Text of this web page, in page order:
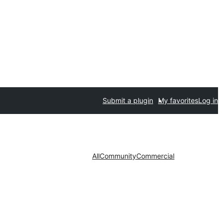
Submit a plugin My favoritesLog in
AllCommunityCommercial